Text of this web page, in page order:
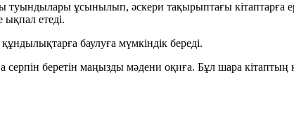
туындылары ұсынылып, әскери тақырыптағы кітаптарға
ықпал етеді.
баулуға мүмкіндік береді.
беретін маңызды мәдени оқиға. Бұл шара